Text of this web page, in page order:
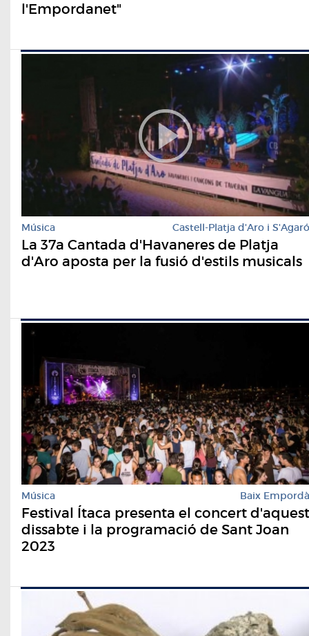
l'Empordanet"
Música Castell-Platja d'Aro i S'Agaró
La 37a Cantada d'Havaneres de Platja
d'Aro aposta per la fusió d'estils musicals
Música Baix Empordà
Festival Ítaca presenta el concert d'aquest
dissabte i la programació de Sant Joan
2023